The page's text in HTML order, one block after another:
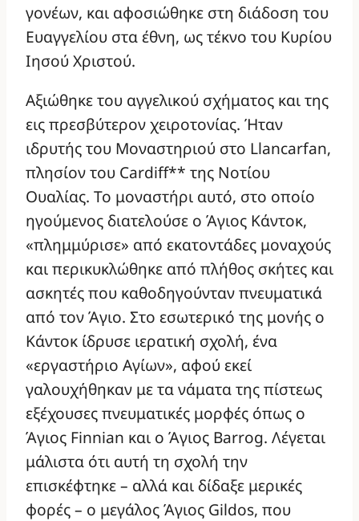
γονέων, και αφοσιώθηκε στη διάδοση του
Ευαγγελίου στα έθνη, ως τέκνο του Κυρίου
Ιησού Χριστού.
Αξιώθηκε του αγγελικού σχήματος και της
εις πρεσβύτερον χειροτονίας. Ήταν
ιδρυτής του Μοναστηριού στο Llancarfan,
πλησίον του Cardiff** της Νοτίου
Ουαλίας. Το μοναστήρι αυτό, στο οποίο
ηγούμενος διατελούσε ο Άγιος Κάντοκ,
«πλημμύρισε» από εκατοντάδες μοναχούς
και περικυκλώθηκε από πλήθος σκήτες και
ασκητές που καθοδηγούνταν πνευματικά
από τον Άγιο. Στο εσωτερικό της μονής ο
Κάντοκ ίδρυσε ιερατική σχολή, ένα
«εργαστήριο Αγίων», αφού εκεί
γαλουχήθηκαν με τα νάματα της πίστεως
εξέχουσες πνευματικές μορφές όπως ο
Άγιος Finnian και ο Άγιος Barrog. Λέγεται
μάλιστα ότι αυτή τη σχολή την
επισκέφτηκε – αλλά και δίδαξε μερικές
φορές – ο μεγάλος Άγιος Gildos, που